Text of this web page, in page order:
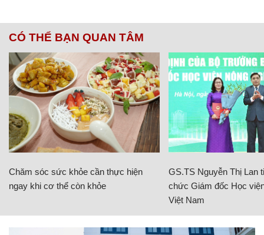
CÓ THỂ BẠN QUAN TÂM
Chăm sóc sức khỏe cần thực hiện
ngay khi cơ thể còn khỏe
GS.TS Nguyễn Thị Lan
chức Giám đốc Học
Việt Nam